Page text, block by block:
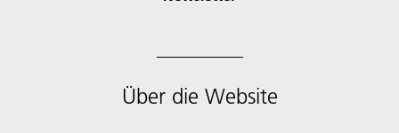
Über die Website